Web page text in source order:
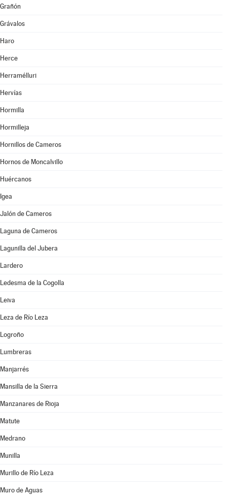
Grañón
Grávalos
Haro
Herce
Herramélluri
Hervías
Hormilla
Hormilleja
Hornillos de Cameros
Hornos de Moncalvillo
Huércanos
Igea
Jalón de Cameros
Laguna de Cameros
Lagunilla del Jubera
Lardero
Ledesma de la Cogolla
Leiva
Leza de Río Leza
Logroño
Lumbreras
Manjarrés
Mansilla de la Sierra
Manzanares de Rioja
Matute
Medrano
Munilla
Murillo de Río Leza
Muro de Aguas